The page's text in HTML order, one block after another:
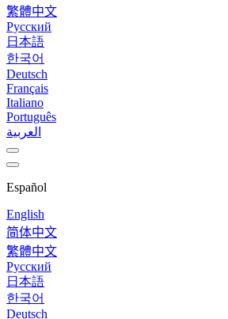
繁體中文
Русский
日本語
한국어
Deutsch
Français
Italiano
Português
العربية
Español
English
简体中文
繁體中文
Русский
日本語
한국어
Deutsch